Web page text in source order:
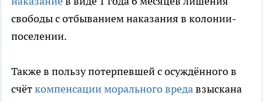
свободы с отбыванием наказания в колонии-
поселении.
Также в пользу потерпевшей с осуждённого в
счёткомпенсации морального вредавзыскана